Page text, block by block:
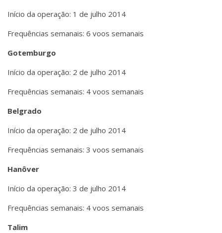
Início da operação: 1 de julho 2014
Frequências semanais: 6 voos semanais
Gotemburgo
Início da operação: 2 de julho 2014
Frequências semanais: 4 voos semanais
Belgrado
Início da operação: 2 de julho 2014
Frequências semanais: 3 voos semanais
Hanôver
Início da operação: 3 de julho 2014
Frequências semanais: 4 voos semanais
Talim